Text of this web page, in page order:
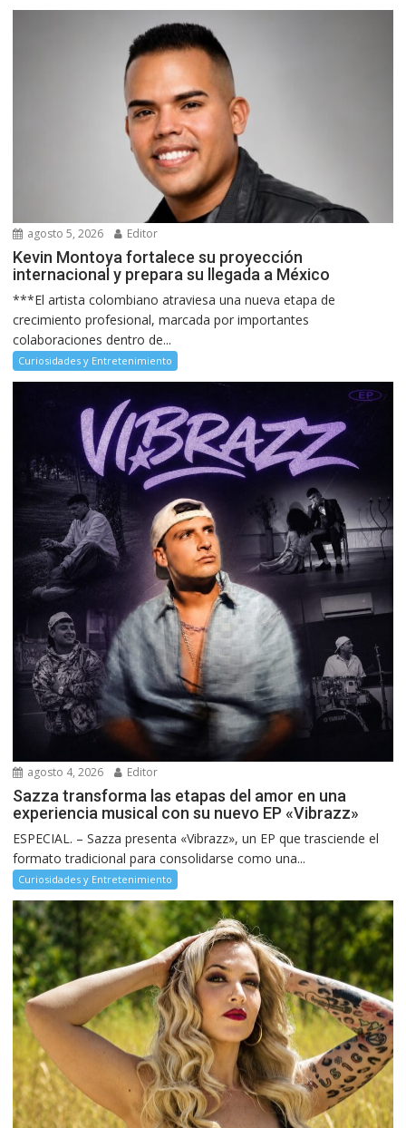
agosto 5, 2026 Editor
Kevin Montoya fortalece su proyección
internacional y prepara su llegada a México
***El artista colombiano atraviesa una nueva etapa de
crecimiento profesional, marcada por importantes
colaboraciones dentro de...
Curiosidades y Entretenimiento
agosto 4, 2026 Editor
Sazza transforma las etapas del amor en una
experiencia musical con su nuevo EP «Vibrazz»
ESPECIAL. – Sazza presenta «Vibrazz», un EP que trasciende el
formato tradicional para consolidarse como una...
Curiosidades y Entretenimiento